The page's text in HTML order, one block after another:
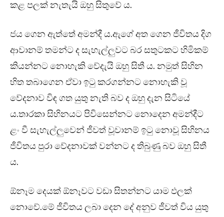
කළ පලක් නැතැයි ඔහු සිතුවේ ය.
ජය ගෙන ඇත්තේ අමන්දී ය.ඇගේ අත ගෙන ජීවිතය දිග
ආවානම් තමන්ට ද සැහැල්ලුවට බර සතුටකට හිමිකම්
කියන්නට නොහැකි වේදැයි ඔහු සිතී ය. නමුත් සිහින
හිත තබාගෙන ඒවා ඉටු කරගන්නට නොහැකි වූ
වේදනාව විඳ ගත යුතු නැති බව ද ඔහු දැන සිටියේ
ය.තාරකා සිහිනයට පිවිසෙන්නට නොදෙන අමන්දීට
ළං වී සැහැල්ලුවෙන් ජීවත් වූවානම් ඉටු නොවූ සිහිනය
ජීවිතය පුරා වේදනාවක් වන්නට ද තිබුණු බව ඔහු සිතී
ය.
ඕනෑම දෙයක් ඕනෑවට වඩා සිතන්නට යාම ඵලක්
නොවේ.මේ ජීවිතය ලබා දෙන දේ අනුව ජීවත් විය යුතු